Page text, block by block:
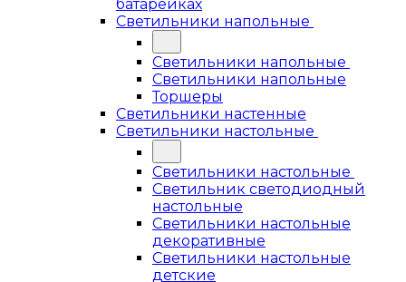
батарейках
Светильники напольные
Светильники напольные
Светильники напольные
Торшеры
Светильники настенные
Светильники настольные
Светильники настольные
Светильник светодиодный
настольные
Светильники настольные
декоративные
Светильники настольные
детские